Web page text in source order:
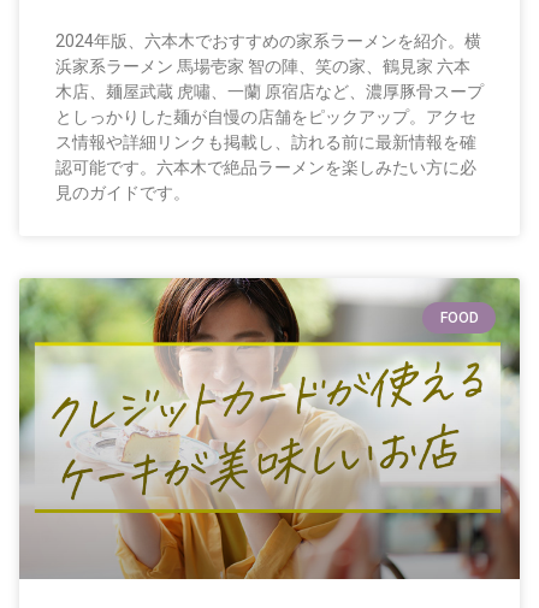
2024年版、六本木でおすすめの家系ラーメンを紹介。横
浜家系ラーメン 馬場壱家 智の陣、笑の家、鶴見家 六本
木店、麺屋武蔵 虎嘯、一蘭 原宿店など、濃厚豚骨スープ
としっかりした麺が自慢の店舗をピックアップ。アクセ
ス情報や詳細リンクも掲載し、訪れる前に最新情報を確
認可能です。六本木で絶品ラーメンを楽しみたい方に必
見のガイドです。
FOOD